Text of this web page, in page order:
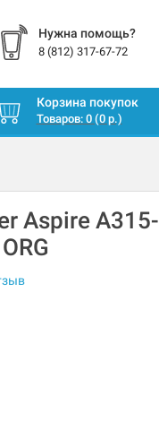
Нужна помощь?
8 (812) 317-67-72
Корзина покупок
Товаров: 0 (0 р.)
Aspire A315-